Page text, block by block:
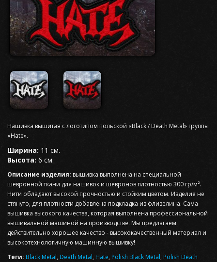
Нашивка вышитая с логотипом польской «Black / Death Metal» группы
«Hate».
Ширина: 11 см.
Высота: 6 см.
Описание изделия: вышивка выполнена на специальной
шевронной ткани для нашивок и шевронов плотностью 300 гр/м².
Нити обладают высокой прочностью и стойким цветом. Изделие не
стянуто, для плотности добавлена подкладка из флизелина. Сама
вышивка высокого качества, которая выполнена профессиональной
вышивальной машиной на производстве. Мы предлагаем
действительно хорошее качество - высококачественный материал и
высокотехнологичную машинную вышивку!
Теги: Black Metal,Death Metal, Hate,Polish Black Metal, Polish Death